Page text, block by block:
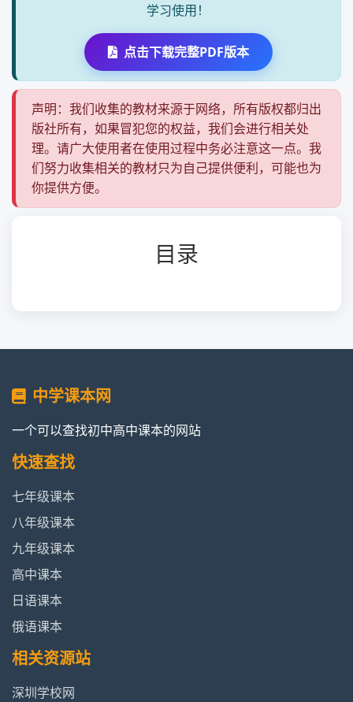
学习使用！
点击下载完整PDF版本
声明：我们收集的教材来源于网络，所有版权都归出
版社所有，如果冒犯您的权益，我们会进行相关处
理。请广大使用者在使用过程中务必注意这一点。我
们努力收集相关的教材只为自己提供便利，可能也为
你提供方便。
目录
中学课本网
一个可以查找初中高中课本的网站
快速查找
七年级课本
八年级课本
九年级课本
高中课本
日语课本
俄语课本
相关资源站
深圳学校网